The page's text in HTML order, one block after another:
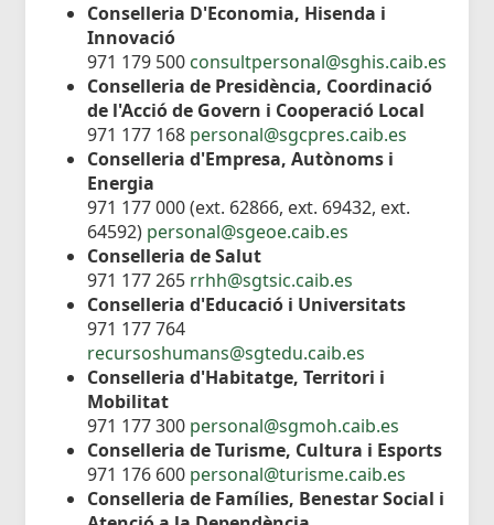
Conselleria D'Economia, Hisenda i
Innovació
971 179 500 consultpersonal@sghis.caib.es
Conselleria de Presidència, Coordinació
de l'Acció de Govern i Cooperació Local
971 177 168 personal@sgcpres.caib.es
Conselleria d'Empresa, Autònoms i
Energia
971 177 000 (ext. 62866, ext. 69432, ext.
64592) personal@sgeoe.caib.es
Conselleria de Salut
971 177 265 rrhh@sgtsic.caib.es
Conselleria d'Educació i Universitats
971 177 764
recursoshumans@sgtedu.caib.es
Conselleria d'Habitatge, Territori i
Mobilitat
971 177 300 personal@sgmoh.caib.es
Conselleria de Turisme, Cultura i Esports
971 176 600 personal@turisme.caib.es
Conselleria de Famílies, Benestar Social i